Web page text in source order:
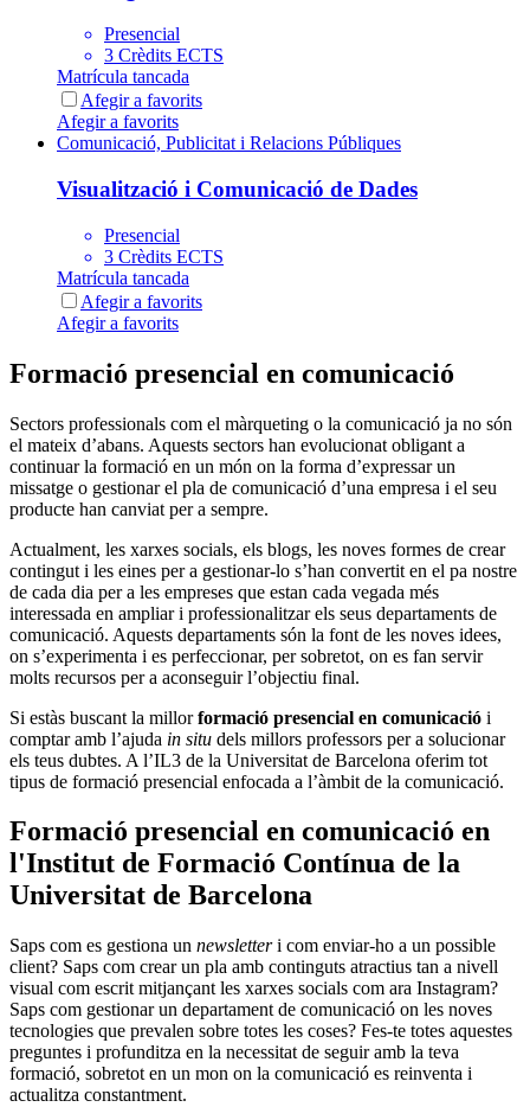
Presencial
3 Crèdits ECTS
Matrícula tancada
Afegir a favorits
Afegir a favorits
Comunicació, Publicitat i Relacions Públiques
Visualització i Comunicació de Dades
Presencial
3 Crèdits ECTS
Matrícula tancada
Afegir a favorits
Afegir a favorits
Formació presencial en comunicació
Sectors professionals com el màrqueting o la comunicació ja no són
el mateix d’abans. Aquests sectors han evolucionat obligant a
continuar la formació en un món on la forma d’expressar un
missatge o gestionar el pla de comunicació d’una empresa i el seu
producte han canviat per a sempre.
Actualment, les xarxes socials, els blogs, les noves formes de crear
contingut i les eines per a gestionar-lo s’han convertit en el pa nostre
de cada dia per a les empreses que estan cada vegada més
interessada en ampliar i professionalitzar els seus departaments de
comunicació. Aquests departaments són la font de les noves idees,
on s’experimenta i es perfeccionar, per sobretot, on es fan servir
molts recursos per a aconseguir l’objectiu final.
Si estàs buscant la millorformació presencial en comunicació i
comptar amb l’ajuda in situ dels millors professors per a solucionar
els teus dubtes. A l’IL3 de la Universitat de Barcelona oferim tot
tipus de formació presencial enfocada a l’àmbit de la comunicació.
Formació presencial en comunicació en
l'Institut de Formació Contínua de la
Universitat de Barcelona
Saps com es gestiona un newsletteri com enviar-ho a un possible
client? Saps com crear un pla amb continguts atractius tan a nivell
visual com escrit mitjançant les xarxes socials com ara Instagram?
Saps com gestionar un departament de comunicació on les noves
tecnologies que prevalen sobre totes les coses? Fes-te totes aquestes
preguntes i profunditza en la necessitat de seguir amb la teva
formació, sobretot en un mon on la comunicació es reinventa i
actualitza constantment.